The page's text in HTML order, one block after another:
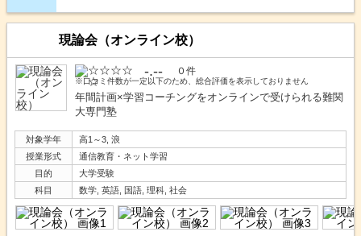
現論会（オンライン校）
-.-- ０件
※口コミ件数が一定以下のため、総合評価を表示しておりません
年間計画×学習コーチングをオンラインで受けられる難関
大専門塾
対象学年
高1～3, 浪
授業形式
通信教育・ネット学習
目的
大学受験
科目
数学, 英語, 国語, 理科, 社会